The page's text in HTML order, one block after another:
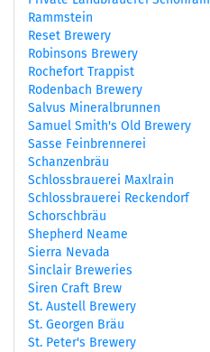
Rammstein
Reset Brewery
Robinsons Brewery
Rochefort Trappist
Rodenbach Brewery
Salvus Mineralbrunnen
Samuel Smith's Old Brewery
Sasse Feinbrennerei
Schanzenbräu
Schlossbrauerei Maxlrain
Schlossbrauerei Reckendorf
Schorschbräu
Shepherd Neame
Sierra Nevada
Sinclair Breweries
Siren Craft Brew
St. Austell Brewery
St. Georgen Bräu
St. Peter's Brewery